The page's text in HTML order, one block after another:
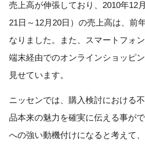
売上高が伸張しており、2010年12
21日～12月20日）の売上高は、前
なりました。また、スマートフォ
端末経由でのオンラインショッピ
見せています。
ニッセンでは、購入検討における
品本来の魅力を確実に伝える事が
への強い動機付けになると考えて